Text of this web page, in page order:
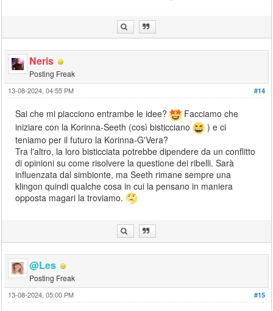
Neris
Posting Freak
#14
13-08-2024, 04:55 PM
Sai che mi piacciono entrambe le idee?
Facciamo che
iniziare con la Korinna-Seeth (così bisticciano
) e ci
teniamo per il futuro la Korinna-G'Vera?
Tra l'altro, la loro bisticciata potrebbe dipendere da un conflitto
di opinioni su come risolvere la questione dei ribelli. Sarà
influenzata dal simbionte, ma Seeth rimane sempre una
klingon quindi qualche cosa in cui la pensano in maniera
opposta magari la troviamo.
@Les
Posting Freak
#15
13-08-2024, 05:00 PM